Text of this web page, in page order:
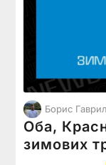
Борис
Оба,
зимових